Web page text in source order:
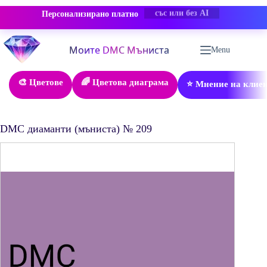
Персонализирано платно -50% ОТСТЪПКА
Skip
to
content
Menu
🎨 Цветове 🌈 Цветова диаграма ⭐ Мнение на
DMC диаманти (мъниста) № 209